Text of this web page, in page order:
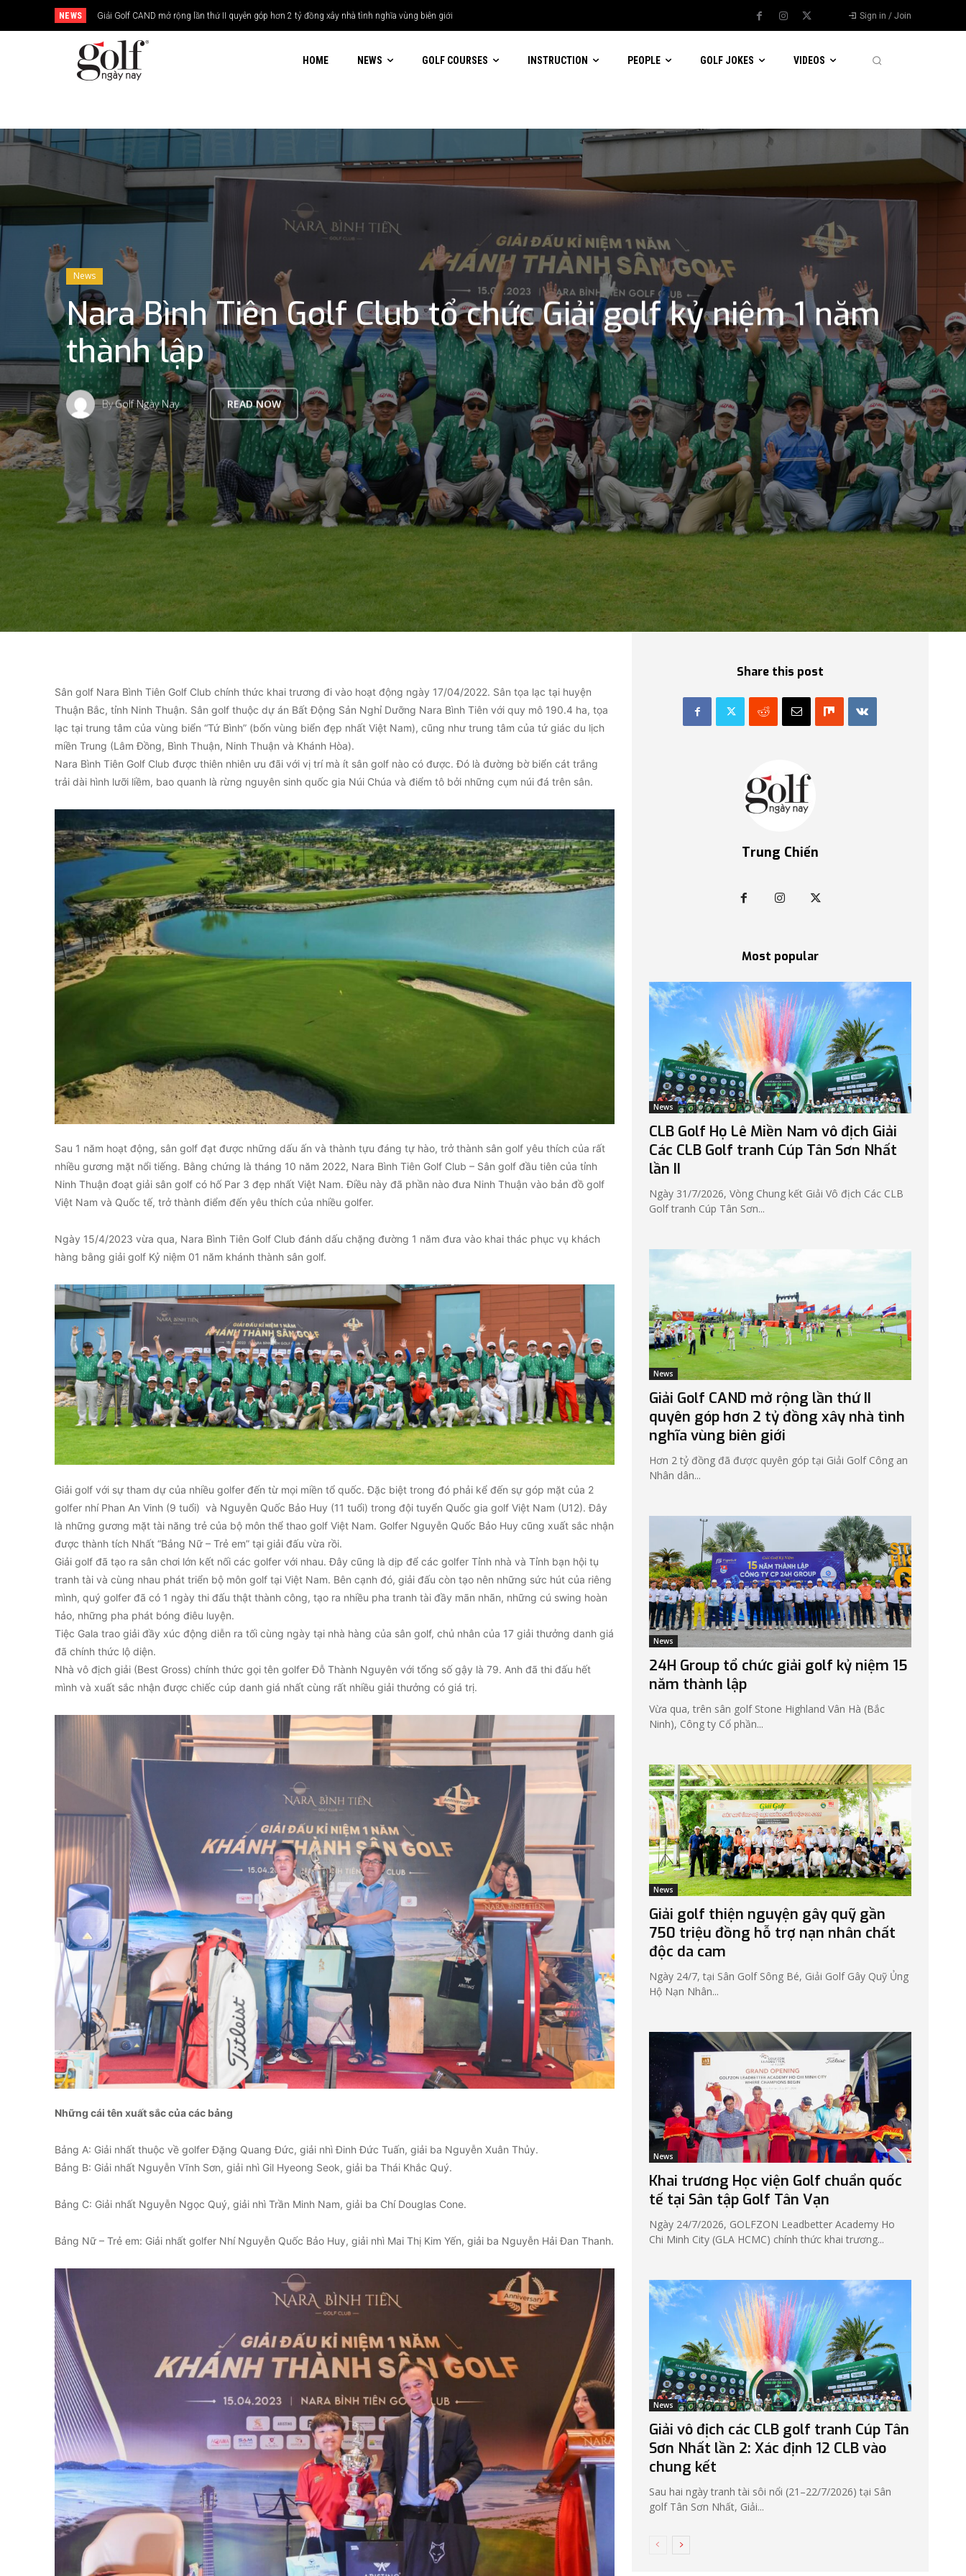
NEWS 24H Group tổ chức giải golf kỷ niệm 15 năm thành lập Sign in / Join
HOME NEWS GOLF COURSES INSTRUCTION PEOPLE GOLF JOKES VIDEOS
News
Nara Bình Tiên Golf Club tổ chức Giải golf kỷ niệm 1 năm
thành lập
ByGolf Ngày Nay READ NOW
Sân golf Nara Bình Tiên Golf Club chính thức khai trương đi vào hoạt động ngày 17/04/2022. Sân tọa lạc tại huyện
Thuận Bắc, tỉnh Ninh Thuận. Sân golf thuộc dự án Bất Động Sản Nghỉ Dưỡng Nara Bình Tiên với quy mô 190.4 ha, tọa
lạc tại trung tâm của vùng biển “Tứ Bình” (bốn vùng biển đẹp nhất Việt Nam), cũng như trung tâm của tứ giác du lịch
miền Trung (Lâm Đồng, Bình Thuận, Ninh Thuận và Khánh Hòa).
Nara Bình Tiên Golf Club được thiên nhiên ưu đãi với vị trí mà ít sân golf nào có được. Đó là đường bờ biển cát trắng
trải dài hình lưỡi liềm, bao quanh là rừng nguyên sinh quốc gia Núi Chúa và điểm tô bởi những cụm núi đá trên sân.
Sau 1 năm hoạt động, sân golf đạt được những dấu ấn và thành tựu đáng tự hào, trở thành sân golf yêu thích của rất
nhiều gương mặt nổi tiếng. Bằng chứng là tháng 10 năm 2022, Nara Bình Tiên Golf Club – Sân golf đầu tiên của tỉnh
Ninh Thuận đoạt giải sân golf có hố Par 3 đẹp nhất Việt Nam. Điều này đã phần nào đưa Ninh Thuận vào bản đồ golf
Việt Nam và Quốc tế, trở thành điểm đến yêu thích của nhiều golfer.
Ngày 15/4/2023 vừa qua, Nara Bình Tiên Golf Club đánh dấu chặng đường 1 năm đưa vào khai thác phục vụ khách
hàng bằng giải golf Kỷ niệm 01 năm khánh thành sân golf.
Giải golf với sự tham dự của nhiều golfer đến từ mọi miền tổ quốc. Đặc biệt trong đó phải kể đến sự góp mặt của 2
golfer nhí Phan An Vinh (9 tuổi) và Nguyễn Quốc Bảo Huy (11 tuổi) trong đội tuyển Quốc gia golf Việt Nam (U12). Đây
là những gương mặt tài năng trẻ của bộ môn thể thao golf Việt Nam. Golfer Nguyễn Quốc Bảo Huy cũng xuất sắc nhận
được thành tích Nhất “Bảng Nữ – Trẻ em” tại giải đấu vừa rồi.
Giải golf đã tạo ra sân chơi lớn kết nối các golfer với nhau. Đây cũng là dịp để các golfer Tỉnh nhà và Tỉnh bạn hội tụ
tranh tài và cùng nhau phát triển bộ môn golf tại Việt Nam. Bên cạnh đó, giải đấu còn tạo nên những sức hút của riêng
mình, quý golfer đã có 1 ngày thi đấu thật thành công, tạo ra nhiều pha tranh tài đầy mãn nhãn, những cú swing hoàn
hảo, những pha phát bóng điêu luyện.
Tiệc Gala trao giải đầy xúc động diễn ra tối cùng ngày tại nhà hàng của sân golf, chủ nhân của 17 giải thưởng danh giá
đã chính thức lộ diện.
Nhà vô địch giải (Best Gross) chính thức gọi tên golfer Đỗ Thành Nguyên với tổng số gậy là 79. Anh đã thi đấu hết
mình và xuất sắc nhận được chiếc cúp danh giá nhất cùng rất nhiều giải thưởng có giá trị.
Những cái tên xuất sắc của các bảng
Bảng A: Giải nhất thuộc về golfer Đặng Quang Đức, giải nhì Đinh Đức Tuấn, giải ba Nguyễn Xuân Thủy.
Bảng B: Giải nhất Nguyễn Vĩnh Sơn, giải nhì Gil Hyeong Seok, giải ba Thái Khắc Quý.
Bảng C: Giải nhất Nguyễn Ngọc Quý, giải nhì Trần Minh Nam, giải ba Chí Douglas Cone.
Bảng Nữ – Trẻ em: Giải nhất golfer Nhí Nguyễn Quốc Bảo Huy, giải nhì Mai Thị Kim Yến, giải ba Nguyễn Hải Đan Thanh.
Share this post
Trung Chiến
Most popular
News
CLB Golf Họ Lê Miền Nam vô địch Giải
Các CLB Golf tranh Cúp Tân Sơn Nhất
lần II
Ngày 31/7/2026, Vòng Chung kết Giải Vô địch Các CLB
Golf tranh Cúp Tân Sơn...
News
Giải Golf CAND mở rộng lần thứ II
quyên góp hơn 2 tỷ đồng xây nhà tình
nghĩa vùng biên giới
Hơn 2 tỷ đồng đã được quyên góp tại Giải Golf Công an
Nhân dân...
News
24H Group tổ chức giải golf kỷ niệm 15
năm thành lập
Vừa qua, trên sân golf Stone Highland Vân Hà (Bắc
Ninh), Công ty Cổ phần...
News
Giải golf thiện nguyện gây quỹ gần
750 triệu đồng hỗ trợ nạn nhân chất
độc da cam
Ngày 24/7, tại Sân Golf Sông Bé, Giải Golf Gây Quỹ Ủng
Hộ Nạn Nhân...
News
Khai trương Học viện Golf chuẩn quốc
tế tại Sân tập Golf Tân Vạn
Ngày 24/7/2026, GOLFZON Leadbetter Academy Ho
Chi Minh City (GLA HCMC) chính thức khai trương...
News
Giải vô địch các CLB golf tranh Cúp Tân
Sơn Nhất lần 2: Xác định 12 CLB vào
chung kết
Sau hai ngày tranh tài sôi nổi (21–22/7/2026) tại Sân
golf Tân Sơn Nhất, Giải...